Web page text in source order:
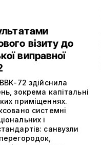
візиту до
виправної
72 здійснила
зокрема капітальні
приміщеннях.
системні
і
санвузли